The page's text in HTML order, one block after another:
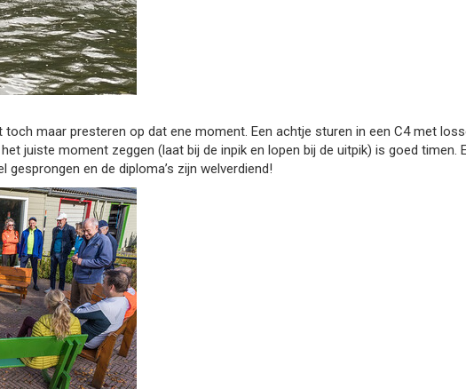
maar presteren op dat ene moment. Een achtje sturen in een C4 met
het juiste moment zeggen (laat bij de inpik en lopen bij de uitpik) is goed
gesprongen en de diploma’s zijn welverdiend!